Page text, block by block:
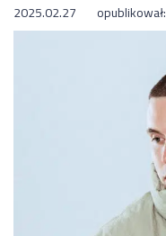
2025.02.27 opublikował: